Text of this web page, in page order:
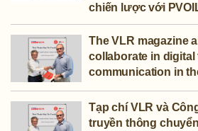
chiến lược với
The VLR magazine
collaborate in
communication in
Tạp chí VLR và
truyền thông